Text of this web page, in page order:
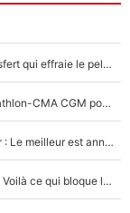
Paul Seixas chez UAE avec Tadej Pogacar : Le transfert qui effraie le peloton, «c’est la pire des choses qui puisse arriver»
Une signature très importante se prépare chez Decathlon-CMA CGM pour aider Paul Seixas à gagner le Tour de France 2027
Paul Seixas en route pour succéder à Tadej Pogacar : Le meilleur est annoncé pour l’avenir de la pépite française
Encore un coup dur pour le projet avec Paul Seixas : Voilà ce qui bloque le transfert d’un coureur chez Decathlon-CMA CGM